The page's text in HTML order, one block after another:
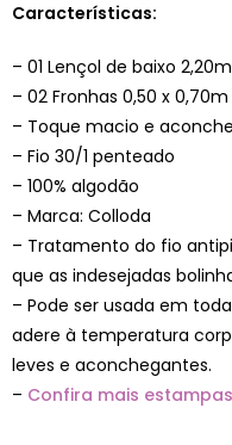
Características:
– 01 Lençol de baixo
– 02 Fronhas 0,50 x 0,70m
– Toque macio e
– Fio 30/1 penteado
– 100% algodão
– Marca: Colloda
– Tratamento do fio
que as indesejadas
– Pode ser usada em
adere à temperatura
leves e aconchegantes.
– Confira mais estampas